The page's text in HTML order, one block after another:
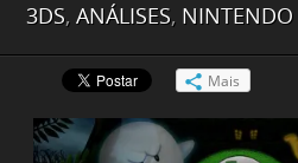
3DS, ANÁLISES, NINTENDO
Mais